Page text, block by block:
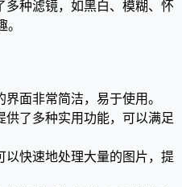
多种滤镜，如黑白、模糊、怀
界面非常简洁，易于使用。
供了多种实用功能，可以满足
以快速地处理大量的图片，提